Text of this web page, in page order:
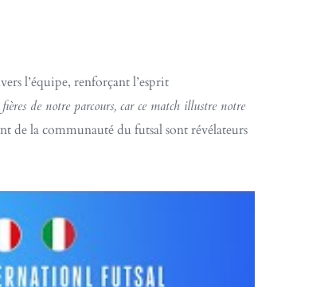
l’équipe, renforçant l’esprit
de notre parcours, car ce match illustre notre
de la communauté du futsal sont révélateurs